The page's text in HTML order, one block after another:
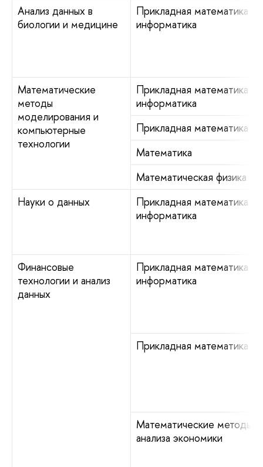
Анализ данных в
биологии и медицине
Прикладная математика и
информатика
Математические
методы
моделирования и
компьютерные
технологии
Прикладная математика и
информатика
Прикладная математика
Математика
Математическая физика
Науки о данных
Прикладная математика и
информатика
Финансовые
технологии и анализ
данных
Прикладная математика и
информатика
Прикладная математика
Математические методы
анализа экономики